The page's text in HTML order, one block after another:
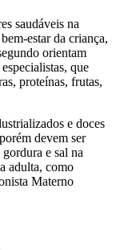
saudáveis na
estar da criança,
orientam
que
proteínas, frutas,
e doces
devem ser
e sal na
adulta, como
Materno